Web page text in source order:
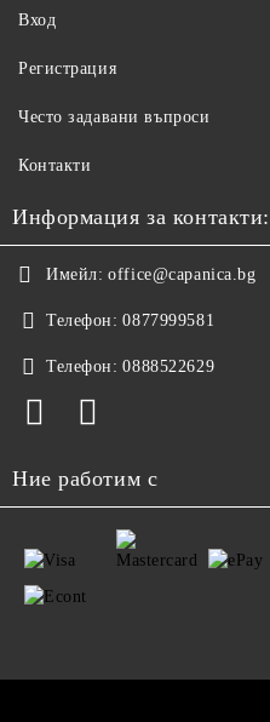
Вход
Регистрация
Често задавани въпроси
Контакти
Информация за контакти:
Имейл: office@capanica.bg
Телефон: 0877999581
Телефон: 0888522629
Ние работим с